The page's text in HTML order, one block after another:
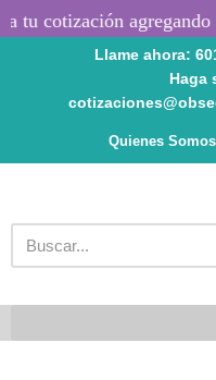
contenido
tu cotización agregando
Llame ahora:
Haga
Quienes Somos